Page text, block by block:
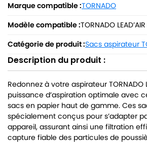
Marque compatible :TORNADO
Modèle compatible :TORNADO
Catégorie de produit :Sacs aspirateur
Description du produit :
Redonnez à votre aspirateur TORNADO
puissance d’aspiration optimale avec
sacs en papier haut de gamme. Ces
spécialement conçus pour s’adapter
appareil, assurant ainsi une filtration
capture fiable des particules de